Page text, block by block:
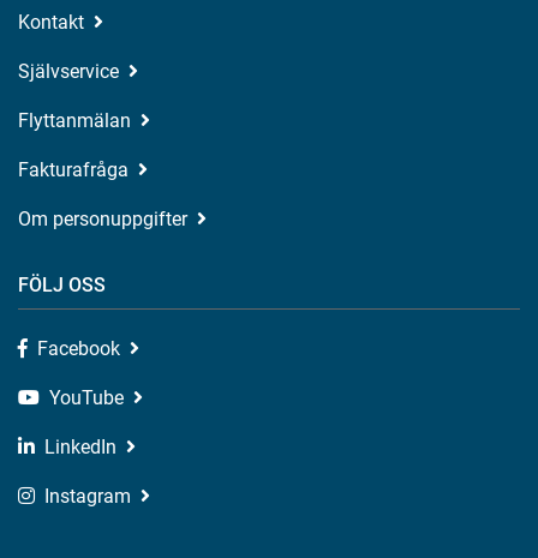
Kontakt
Självservice
Flyttanmälan
Fakturafråga
Om personuppgifter
FÖLJ OSS
Facebook
YouTube
LinkedIn
Instagram